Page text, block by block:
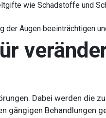
wie Schadstoffe und
der Augen beeinträchtigen
Dabei werden die
gängigen Behandlungen